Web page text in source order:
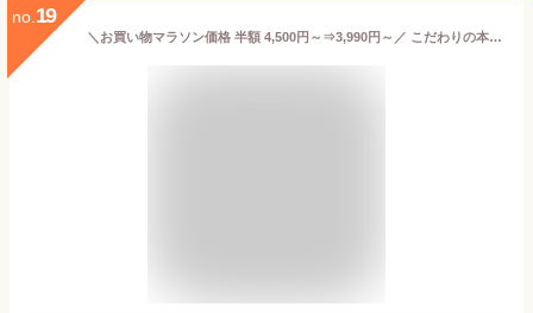
no. 19
＼お買い物マラソン価格 半額 4,500円～⇒3,990円～／ こだわりの本格煮付け 金目鯛 煮付け 5尾・10尾セット キンメダイ きんめだい 煮つけ 送料無料 魚煮付け 金目鯛の煮付け 冷凍 温めるだけ 煮魚 湯せん レンジでチン 高級 和食 惣菜 お取り寄せ 魚料理